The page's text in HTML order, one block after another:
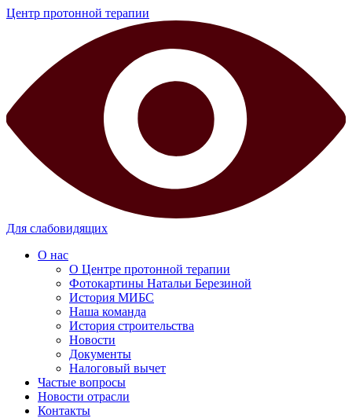
Центр протонной терапии
Для слабовидящих
О нас
О Центре протонной терапии
Фотокартины Натальи Березиной
История МИБС
Наша команда
История строительства
Новости
Документы
Налоговый вычет
Частые вопросы
Новости отрасли
Контакты